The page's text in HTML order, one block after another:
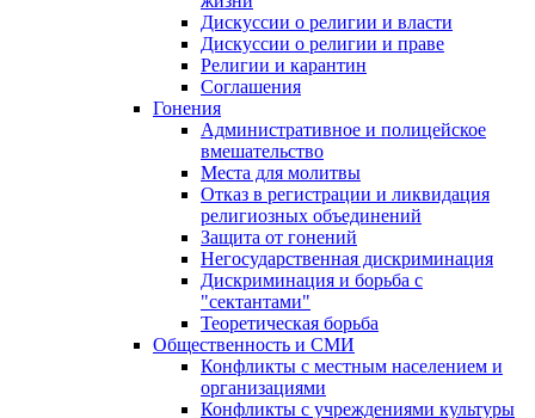
Дискуссии о религии и власти
Дискуссии о религии и праве
Религии и карантин
Соглашения
Гонения
Административное и полицейское
вмешательство
Места для молитвы
Отказ в регистрации и ликвидация
религиозных объединений
Защита от гонений
Негосударственная дискриминация
Дискриминация и борьба с
"сектантами"
Теоретическая борьба
Общественность и СМИ
Конфликты с местным населением и
организациями
Конфликты с учреждениями культуры